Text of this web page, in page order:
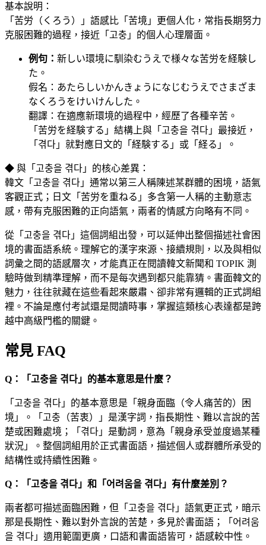
基本說明：
「苦労（くろう）」語感比「苦境」更個人化，常指長期努力
克服困難的過程，接近「고충」的個人心理層面。
例句： 新しい環境に馴染むうえで様々な苦労を経験し
た。
假名：あたらしいかんきょうになじむうえでさまざま
なくろうをけいけんした。
翻譯：在適應新環境的過程中，經歷了各種辛苦。
「苦労を経験する」結構上與「고충을 겪다」最接近，
「겪다」就對應日文的「経験する」或「経る」。
◆ 與「고충을 겪다」的核心差異：
韓文「고충을 겪다」通常以第三人稱陳述某群體的困境，語氣
客觀正式；日文「苦労を重ねる」多含第一人稱的主動意志
感，帶有克服困難的正向語氣，兩者的情感方向略有不同。
從「고충을 겪다」這個詞組出發，可以延伸出整個描述社會困
境的書面語系統。理解它的漢字來源、接續規則，以及與相似
詞彙之間的語感層次，才能真正在閱讀韓文新聞和 TOPIK 測
驗時做到精準理解，而不是每次遇到都只能靠猜。書面韓文的
魅力，往往就藏在這些看起來嚴肅、卻非常有邏輯的正式詞組
裡。不論是應付考試還是閱讀時事，掌握這類核心表達都是跨
越中高級門檻的關鍵。
常見 FAQ
Q：「고충을 겪다」的基本意思是什麼？
「고충을 겪다」的基本意思是「親身面臨（令人痛苦的）困
境」。「고충（苦衷）」是漢字詞，指長期性、難以言說的苦
楚或困難處境；「겪다」是動詞，意為「親身承受並度過某種
狀況」。整個詞組用於正式書面語，描述個人或群體所承受的
結構性或持續性困難。
Q：「고충을 겪다」和「어려움을 겪다」有什麼差別？
兩者都可描述面臨困難，但「고충을 겪다」語氣更正式，暗示
那是長期性、難以對外言說的苦楚，多見於書面語；「어려움
을 겪다」適用範圍更廣，口語和書面語皆可，語感較中性。